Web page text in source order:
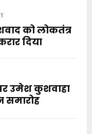
को लोकतंत्र
दिया
उमेश कुशवाहा
समारोह